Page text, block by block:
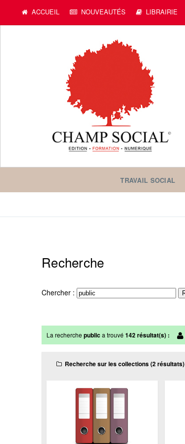
ACCUEIL NOUVEAUTÉS LIBRAIRIE
TRAVAIL SOCIAL
Recherche
Chercher :
La recherchepublica trouvé142 résultat(s) :
Recherche sur les collections (2 résultats)